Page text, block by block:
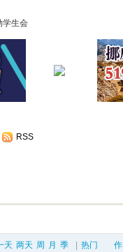
学生会
RSS
天 两天 周 月 季 热门